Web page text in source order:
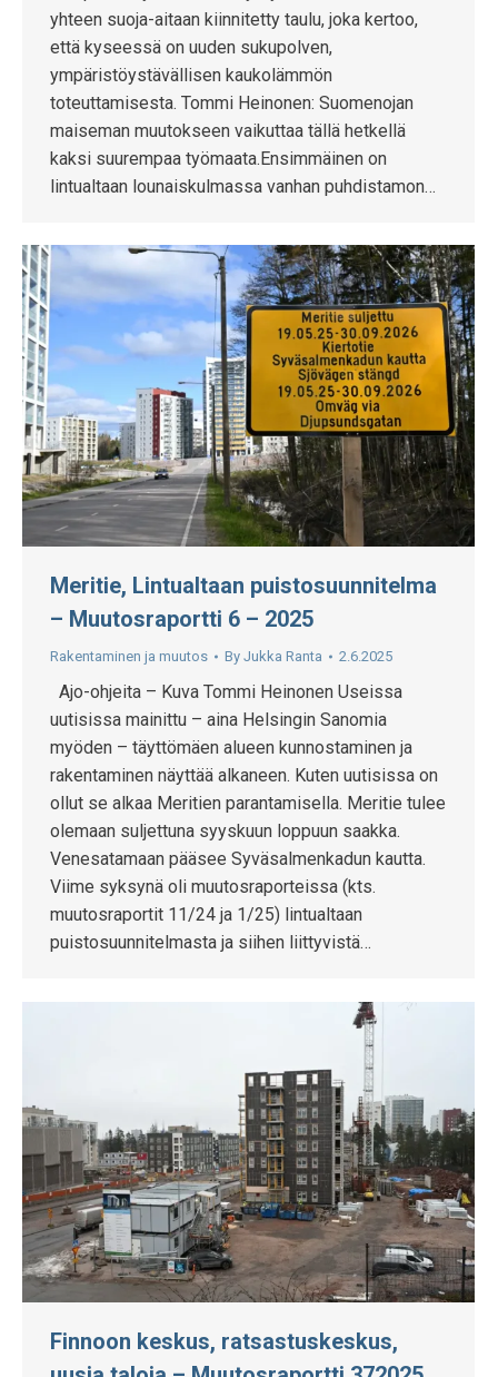
yhteen suoja-aitaan kiinnitetty taulu, joka kertoo,
että kyseessä on uuden sukupolven,
ympäristöystävällisen kaukolämmön
toteuttamisesta. Tommi Heinonen: Suomenojan
maiseman muutokseen vaikuttaa tällä hetkellä
kaksi suurempaa työmaata.Ensimmäinen on
lintualtaan lounaiskulmassa vanhan puhdistamon…
Meritie, Lintualtaan puistosuunnitelma
– Muutosraportti 6 – 2025
Rakentaminen ja muutos By Jukka Ranta 2.6.2025
Ajo-ohjeita – Kuva Tommi Heinonen Useissa
uutisissa mainittu – aina Helsingin Sanomia
myöden – täyttömäen alueen kunnostaminen ja
rakentaminen näyttää alkaneen. Kuten uutisissa on
ollut se alkaa Meritien parantamisella. Meritie tulee
olemaan suljettuna syyskuun loppuun saakka.
Venesatamaan pääsee Syväsalmenkadun kautta.
Viime syksynä oli muutosraporteissa (kts.
muutosraportit 11/24 ja 1/25) lintualtaan
puistosuunnitelmasta ja siihen liittyvistä…
Finnoon keskus, ratsastuskeskus,